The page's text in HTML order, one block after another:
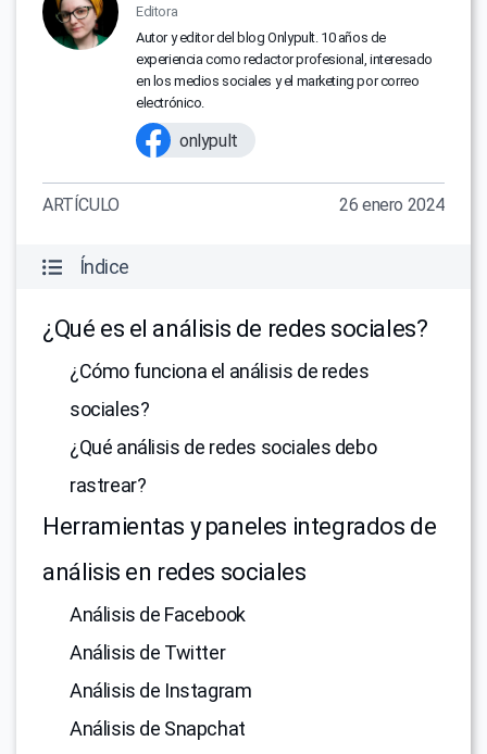
Editora
Autor y editor del blog Onlypult. 10 años de
experiencia como redactor profesional, interesado
en los medios sociales y el marketing por correo
electrónico.
onlypult
ARTÍCULO 26 enero 2024
Índice
¿Qué es el análisis de redes sociales?
¿Cómo funciona el análisis de redes
sociales?
¿Qué análisis de redes sociales debo
rastrear?
Herramientas y paneles integrados de
análisis en redes sociales
Análisis de Facebook
Análisis de Twitter
Análisis de Instagram
Análisis de Snapchat